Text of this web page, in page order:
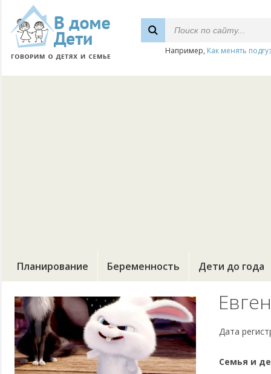
Например, Как менять
Планирование Беременность Дети до года
Дата
Семья и